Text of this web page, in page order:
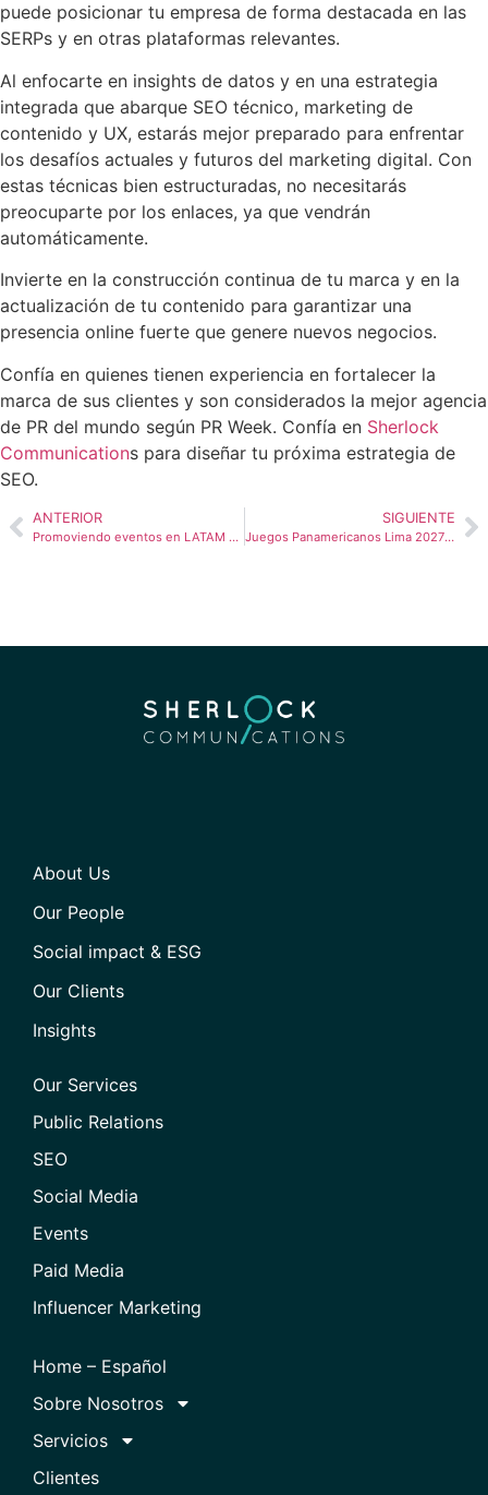
puede posicionar tu empresa de forma destacada en las
SERPs y en otras plataformas relevantes.
Al enfocarte en insights de datos y en una estrategia
integrada que abarque SEO técnico, marketing de
contenido y UX, estarás mejor preparado para enfrentar
los desafíos actuales y futuros del marketing digital. Con
estas técnicas bien estructuradas, no necesitarás
preocuparte por los enlaces, ya que vendrán
automáticamente.
Invierte en la construcción continua de tu marca y en la
actualización de tu contenido para garantizar una
presencia online fuerte que genere nuevos negocios.
Confía en quienes tienen experiencia en fortalecer la
marca de sus clientes y son considerados la mejor agencia
de PR del mundo según PR Week. Confía en Sherlock
Communications para diseñar tu próxima estrategia de
SEO.
ANTERIOR
Promoviendo eventos en LATAM con las redes sociales
SIGUIENTE
Juegos Panamericanos Lima 2027: impacto deportivo y económico en Perú
About Us
Our People
Social impact & ESG
Our Clients
Insights
Our Services
Public Relations
SEO
Social Media
Events
Paid Media
Influencer Marketing
Home – Español
Sobre Nosotros
Servicios
Clientes